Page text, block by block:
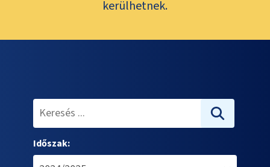
kerülhetnek.
Időszak: